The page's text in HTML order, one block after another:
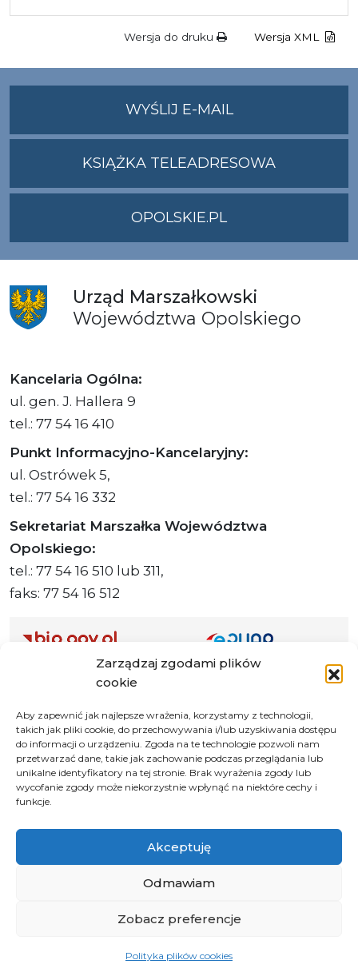
Zarządzaj zgodami plików
cookie
Aby zapewnić jak najlepsze wrażenia, korzystamy z technologii,
takich jak pliki cookie, do przechowywania i/lub uzyskiwania dostępu
do informacji o urządzeniu. Zgoda na te technologie pozwoli nam
przetwarzać dane, takie jak zachowanie podczas przeglądania lub
unikalne identyfikatory na tej stronie. Brak wyrażenia zgody lub
wycofanie zgody może niekorzystnie wpłynąć na niektóre cechy i
funkcje.
Akceptuję
Odmawiam
Zobacz preferencje
Polityka plików cookies
Wersja do druku Wersja XML
WYŚLIJ E-MAILNA
ADRES
KSIĄŻKA TELEADRESOWA
OPOLSKIE.PL
Urząd Marszałkowski
Województwa Opolskiego
Kancelaria Ogólna:
ul. gen. J. Hallera 9
tel.: 77 54 16 410
Punkt Informacyjno-Kancelaryjny:
ul. Ostrówek 5,
tel.: 77 54 16 332
Sekretariat Marszałka Województwa
Opolskiego:
tel.: 77 54 16 510 lub 311,
faks: 77 54 16 512
Adres ePUAP Urzędu: /q877fxtk55/SkrytkaESP
Adres do e-Doręczeń
Urzędu: AE:PL-66703-73759-IGTUV-14
Polityka prywatności
Klauzula informacyjna RODO
Deklaracja dostępności